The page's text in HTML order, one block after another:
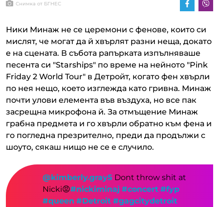
Снимка от БГНЕС
Ники Минаж не сe церемони с фенове, които си
мислят, че могат да й хвърлят разни неща, докато
е на сцената. В събота рапърката изпълняваше
песента си "Starships" по време на нейното "Pink
Friday 2 World Tour" в Детройт, когато фен хвърли
по нея нещо, което изглежда като гривна. Минаж
почти улови елемента във въздуха, но все пак
засрещна микрофона й. За отмъщение Минаж
грабна предмета и го хвърли обратно към фена и
го погледна презрително, преди да продължи с
шоуто, сякаш нищо не се е случило.
@kimberly.gray5 Dont throw shit at
Nicki😡#nickiminaj #concert #fyp
#queen #Detroit #gagcitydetroit